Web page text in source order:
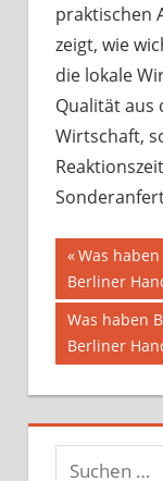
praktischen
zeigt, wie
die lokale
Qualität aus
Wirtschaft,
Vorheriger
Beitrag:
Was
Berliner
Nächster
Beitrag:
Was haben
Berliner